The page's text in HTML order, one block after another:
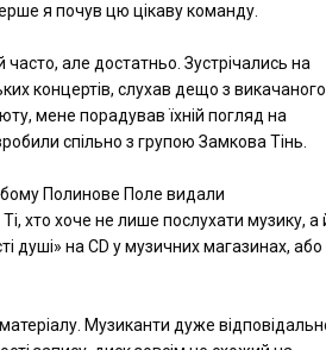
я почув цю цікаву команду.
але достатньо. Зустрічались на
концертів, слухав дещо з
мене порадував їхній погляд на
спільно з групою Замкова Тінь.
Полинове Поле видали
хто хоче не лише послухати музику, а
душі» на CD у музичних магазинах, або
Музиканти дуже